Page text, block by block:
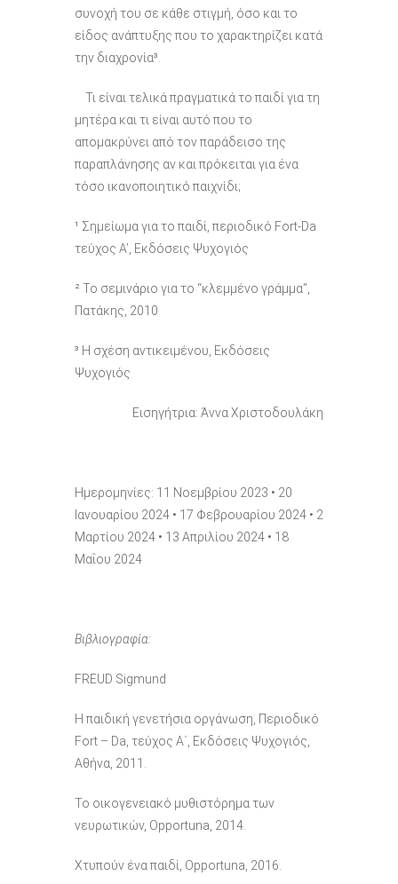
συνοχή του σε κάθε στιγμή, όσο και το
είδος ανάπτυξης που το χαρακτηρίζει κατά
την διαχρονία³.
Τι είναι τελικά πραγματικά το παιδί για τη
μητέρα και τι είναι αυτό που το
απομακρύνει από τον παράδεισο της
παραπλάνησης αν και πρόκειται για ένα
τόσο ικανοποιητικό παιχνίδι;
¹ Σημείωμα για το παιδί, περιοδικό Fort-Da
τεύχος Α’, Εκδόσεις Ψυχογιός
² Το σεμινάριο για το “κλεμμένο γράμμα”,
Πατάκης, 2010
³ Η σχέση αντικειμένου, Εκδόσεις
Ψυχογιός
Εισηγήτρια: Άννα Χριστοδουλάκη
Ημερομηνίες: 11 Νοεμβρίου 2023 • 20
Ιανουαρίου 2024 • 17 Φεβρουαρίου 2024 • 2
Μαρτίου 2024 • 13 Απριλίου 2024 • 18
Μαΐου 2024
Βιβλιογραφία:
FREUD Sigmund
Η παιδική γενετήσια οργάνωση, Περιοδικό
Fort – Da, τεύχος Α΄, Εκδόσεις Ψυχογιός,
Αθήνα, 2011.
Το οικογενειακό μυθιστόρημα των
νευρωτικών, Opportuna, 2014.
Χτυπούν ένα παιδί, Opportuna, 2016.